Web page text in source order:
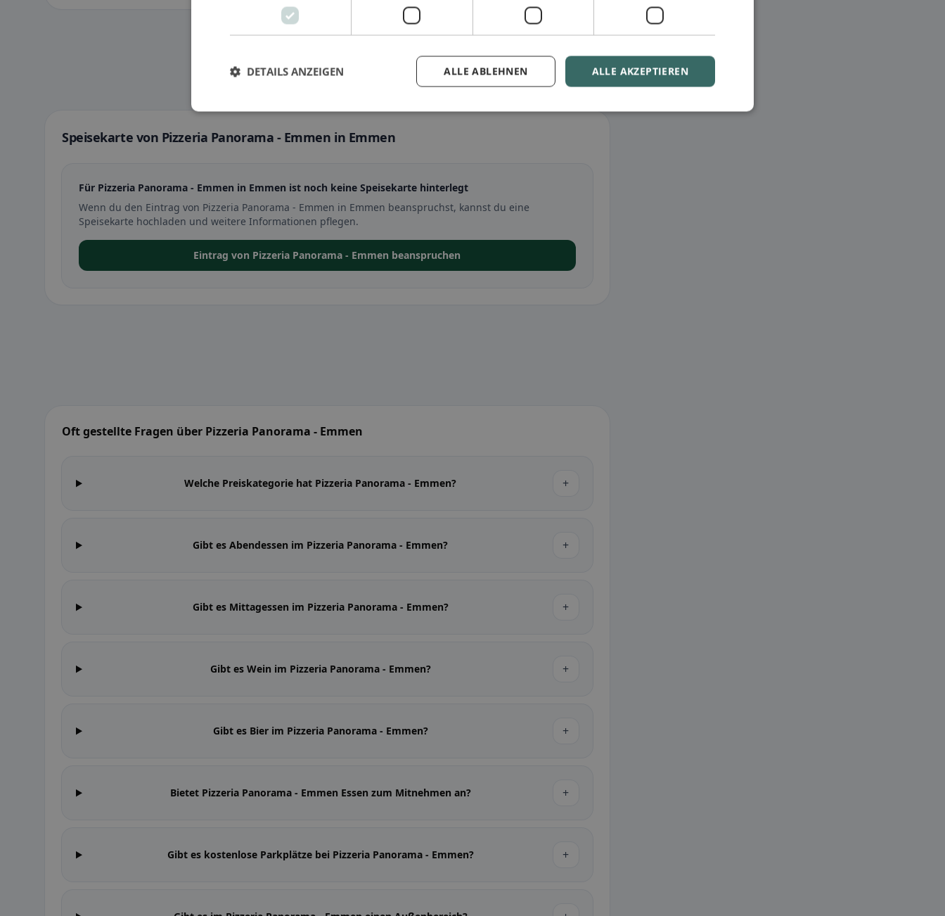
Speisekarte von Pizzeria Panorama - Emmen in Emmen
Für Pizzeria Panorama - Emmen in Emmen ist noch keine Speisekarte hinterlegt
Wenn du den Eintrag von Pizzeria Panorama - Emmen in Emmen beanspruchst, kannst du eine
Speisekarte hochladen und weitere Informationen pflegen.
Eintrag von Pizzeria Panorama - Emmen beanspruchen
Oft gestellte Fragen über Pizzeria Panorama - Emmen
Welche Preiskategorie hat Pizzeria Panorama - Emmen? +
Gibt es Abendessen im Pizzeria Panorama - Emmen? +
Gibt es Mittagessen im Pizzeria Panorama - Emmen? +
Gibt es Wein im Pizzeria Panorama - Emmen? +
Gibt es Bier im Pizzeria Panorama - Emmen? +
Bietet Pizzeria Panorama - Emmen Essen zum Mitnehmen an? +
Gibt es kostenlose Parkplätze bei Pizzeria Panorama - Emmen? +
ALLE AKZEPTIEREN
ALLE ABLEHNEN
DETAILS ANZEIGEN